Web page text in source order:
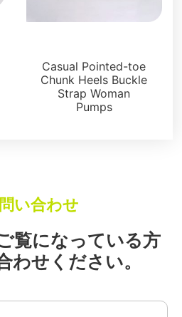
Casual Pointed-toe
Chunk Heels Buckle
Strap Woman
Pumps
い合わせ
覧になっている方
わせください。